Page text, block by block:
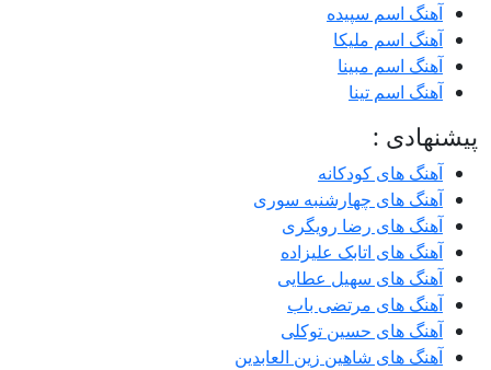
آهنگ اسم سپیده
آهنگ اسم ملیکا
آهنگ اسم مبینا
آهنگ اسم تینا
پیشنهادی :
آهنگ های کودکانه
آهنگ های چهارشنبه سوری
آهنگ های رضا رویگری
آهنگ های اتابک علیزاده
آهنگ های سهیل عطایی
آهنگ های مرتضی باب
آهنگ های حسین توکلی
آهنگ های شاهین زین العابدین